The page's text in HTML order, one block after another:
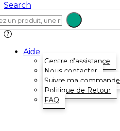
Search
Aide
Centre d’assistance
Nous contacter
Suivre ma commande
Politique de Retour
FAQ